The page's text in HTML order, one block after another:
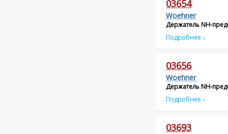
03654
Woehner
Держатель NH-
Подробнее ↓
03656
Woehner
Держатель NH-
Подробнее ↓
03693